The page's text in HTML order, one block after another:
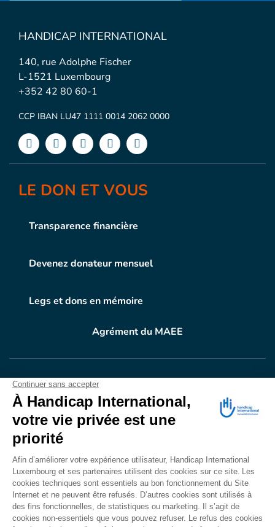
HANDICAP INTERNATIONAL
140, rue Adolphe Fischer
L-1521 Luxembourg
+352 42 80 60-1
CCP IBAN LU47 1111 0014 2062 0000
LE DON ET VOUS
Transparence financière
Devenez donateur mensuel
Legs et dons en mémoire
Agrément du MAEE
VOTRE DONEN ACTION
Grâce à vous, en 2024, 604.716 personnes ont
bénéficié d’appareillage et d’activités de réadaptation.
Merci pour votre générosité.
Lire notre rapport annuel